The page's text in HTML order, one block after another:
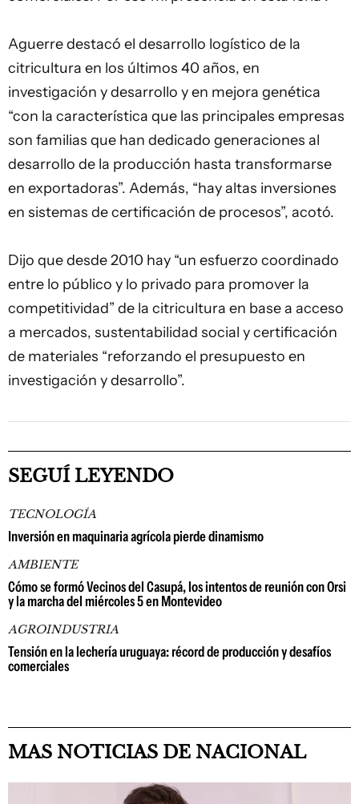
Aguerre destacó el desarrollo logístico de la
citricultura en los últimos 40 años, en
investigación y desarrollo y en mejora genética
“con la característica que las principales empresas
son familias que han dedicado generaciones al
desarrollo de la producción hasta transformarse
en exportadoras”. Además, “hay altas inversiones
en sistemas de certificación de procesos”, acotó.
Dijo que desde 2010 hay “un esfuerzo coordinado
entre lo público y lo privado para promover la
competitividad” de la citricultura en base a acceso
a mercados, sustentabilidad social y certificación
de materiales “reforzando el presupuesto en
investigación y desarrollo”.
SEGUÍ LEYENDO
TECNOLOGÍA
Inversión en maquinaria agrícola pierde dinamismo
AMBIENTE
Cómo se formó Vecinos del Casupá, los intentos de reunión con Orsi
y la marcha del miércoles 5 en Montevideo
AGROINDUSTRIA
Tensión en la lechería uruguaya: récord de producción y desafíos
comerciales
MAS NOTICIAS DE NACIONAL